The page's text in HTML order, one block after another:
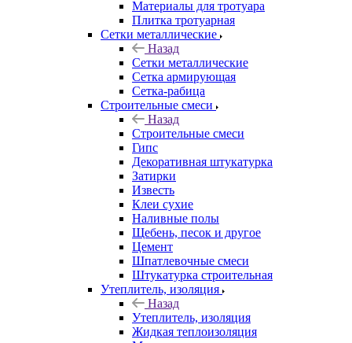
Материалы для тротуара
Плитка тротуарная
Сетки металлические
Назад
Сетки металлические
Сетка армирующая
Сетка-рабица
Строительные смеси
Назад
Строительные смеси
Гипс
Декоративная штукатурка
Затирки
Известь
Клеи сухие
Наливные полы
Щебень, песок и другое
Цемент
Шпатлевочные смеси
Штукатурка строительная
Утеплитель, изоляция
Назад
Утеплитель, изоляция
Жидкая теплоизоляция